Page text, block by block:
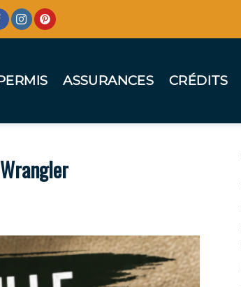
ASSURANCES CRÉDITS